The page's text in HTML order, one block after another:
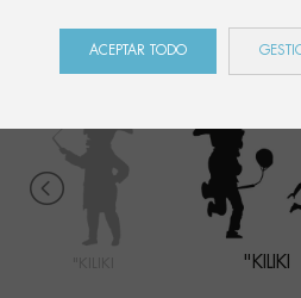
"KILIKI
ACEPTAR TODO